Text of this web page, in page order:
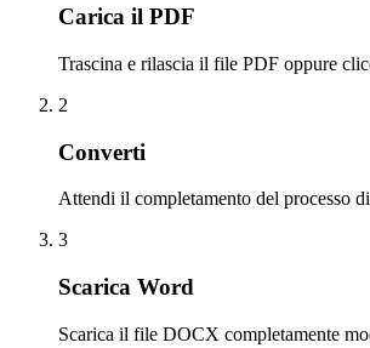
Carica il PDF
Trascina e rilascia il file PDF oppure
2
Converti
Attendi il completamento del processo
3
Scarica Word
Scarica il file DOCX completamente